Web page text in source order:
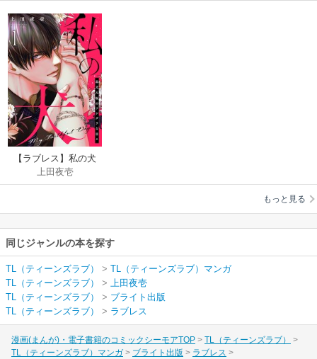
【ラブレス】私の犬
～忠犬八坂のフシダ
ラな日々
上田夜壱
もっと見る
同じジャンルの本を探す
TL（ティーンズラブ） > TL（ティーンズラブ）マンガ
TL（ティーンズラブ）
>
上田夜壱
TL（ティーンズラブ）
> ブライト出版
TL（ティーンズラブ）
> ラブレス
漫画(まんが)・電子書籍のコミックシーモアTOP
TL（ティーンズラブ）
TL（ティーンズラブ）マンガ
ブライト出版
ラブレス